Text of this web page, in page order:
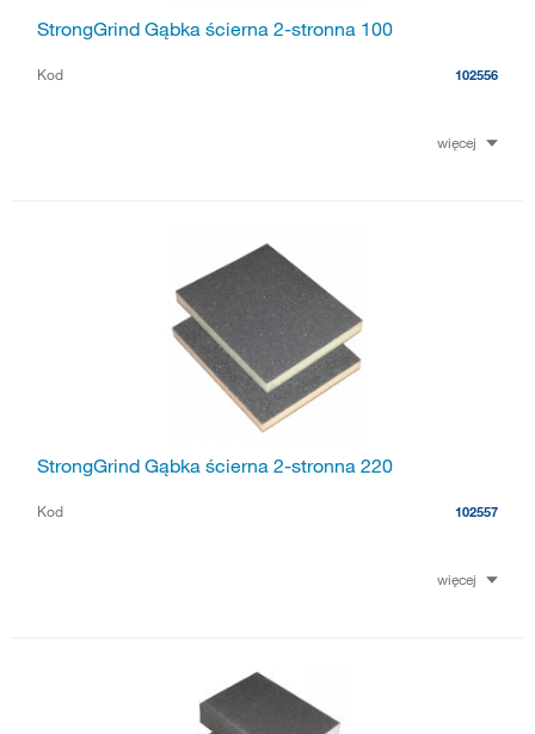
StrongGrind Gąbka ścierna 2-stronna 100
Kod 102556
więcej
StrongGrind Gąbka ścierna 2-stronna 220
Kod 102557
więcej